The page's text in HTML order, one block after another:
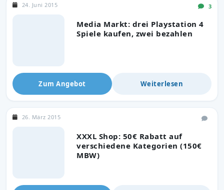
Media Markt: drei Playstation 4
Spiele kaufen, zwei bezahlen
24. Juni 2015 3
Zum Angebot Weiterlesen
XXXL Shop: 50€ Rabatt auf
verschiedene Kategorien (150€
MBW)
26. März 2015